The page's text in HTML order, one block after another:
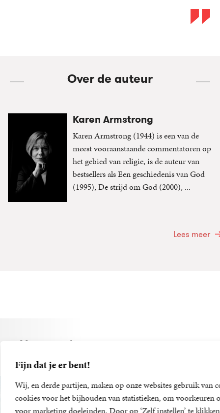
Fijn dat je er bent!
Wij, en derde partijen, maken op onze websites gebruik van
cookies voor het bijhouden van statistieken, om voorkeuren
voor marketing doeleinden. Door op ‘Zelf instellen’ te
Over de auteur
Karen Armstrong
Karen Armstrong (1944) is een van de
meest vooraanstaande commentatoren op
het gebied van religie, is de auteur van
bestsellers als Een geschiedenis van God
(1995), De strijd om God (2000), ...
Lees meer
Meer van deze auteur